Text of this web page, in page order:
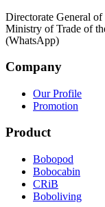
Directorate General of
Ministry of Trade of
(WhatsApp)
Company
Our Profile
Promotion
Product
Bobopod
Bobocabin
CRiB
Boboliving